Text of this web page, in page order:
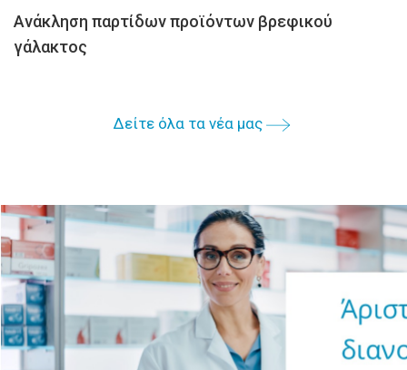
Ανάκληση παρτίδων προϊόντων βρεφικού
γάλακτος
Δείτε όλα τα νέα μας